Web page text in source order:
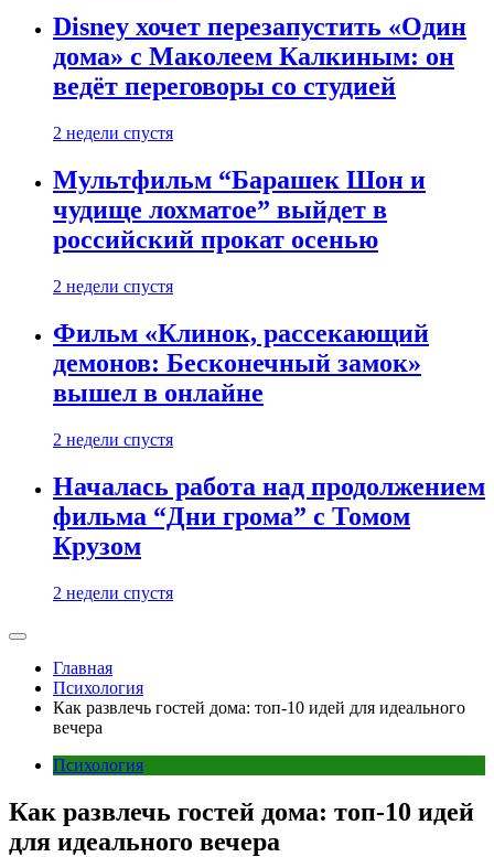
Disney хочет перезапустить «Один
дома» с Маколеем Калкиным: он
ведёт переговоры со студией
2 недели спустя
Мультфильм “Барашек Шон и
чудище лохматое” выйдет в
российский прокат осенью
2 недели спустя
Фильм «Клинок, рассекающий
демонов: Бесконечный замок»
вышел в онлайне
2 недели спустя
Началась работа над продолжением
фильма “Дни грома” с Томом
Крузом
2 недели спустя
Главная
Психология
Как развлечь гостей дома: топ-10 идей для идеального
вечера
Психология
Как развлечь гостей дома: топ-10 идей
для идеального вечера